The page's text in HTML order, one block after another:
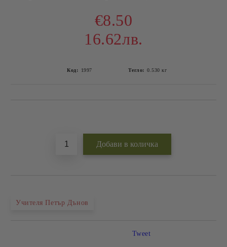
€8.50
16.62лв.
Код: 1997 Тегло: 0.530 кг
Учителя Петър Дънов
Tweet